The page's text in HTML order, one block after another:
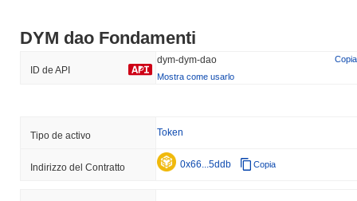
DYM dao Fondamenti
ID de API
dym-dym-dao
Copia
Mostra come usarlo
Tipo de activo Token
Indirizzo del Contratto 0x66...5ddb Copia